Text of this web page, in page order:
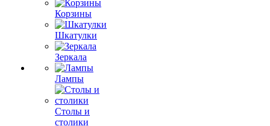
Корзины
Шкатулки
Зеркала
Лампы
Столы и
столики